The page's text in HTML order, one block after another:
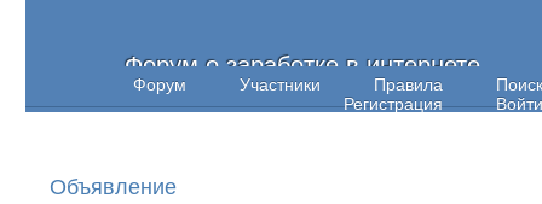
Форум о заработке в интернете
Форум Участники Правила
Поиск
Регистрация
Войти
Объявление